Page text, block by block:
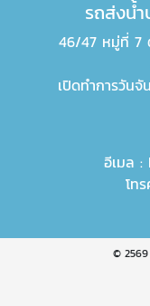
รถส่งน้
46/47 หมู่ที่ 7
เปิดทำการวัน
อีเมล :
โท
© 2569